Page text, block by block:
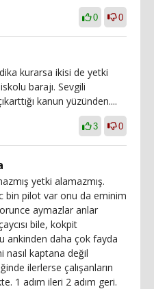
0 0
kurarsa ikisi de yetki
barajı. Sevgili
kanun yüzünden....
3 0
yetki alamazmış.
bin pilot var onu da eminim
aymazlar anlar
bile, kokpit
ankinden daha çok fayda
nasıl kaptana değil
ilerlerse çalışanların
1 adım ileri 2 adım geri.